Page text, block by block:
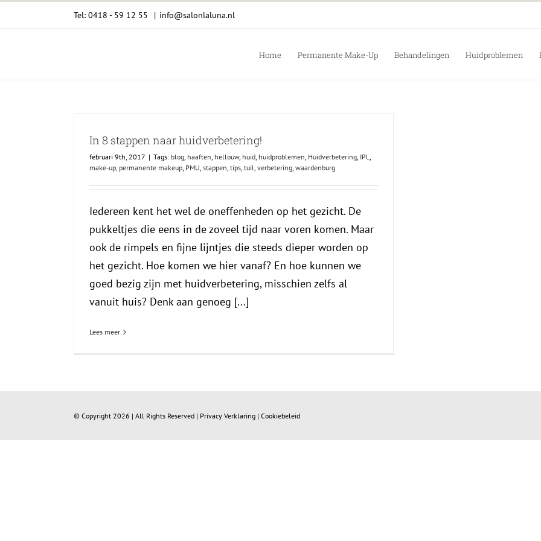
Tel: 0418 - 59 12 55 | info@salonlaluna.nl
Home Permanente Make-Up Behandelingen Huidproblemen
In 8 stappen naar huidverbetering!
februari 9th, 2017 | Tags: blog, haaften, hellouw, huid, huidproblemen, Huidverbetering, IPL,
make-up, permanente makeup, PMU, stappen, tips, tuil, verbetering, waardenburg
Iedereen kent het wel de oneffenheden op het gezicht. De
pukkeltjes die eens in de zoveel tijd naar voren komen. Maar
ook de rimpels en fijne lijntjes die steeds dieper worden op
het gezicht. Hoe komen we hier vanaf? En hoe kunnen we
goed bezig zijn met huidverbetering, misschien zelfs al
vanuit huis? Denk aan genoeg [...]
Lees meer
© Copyright 2026 | All Rights Reserved | Privacy Verklaring | Cookiebeleid